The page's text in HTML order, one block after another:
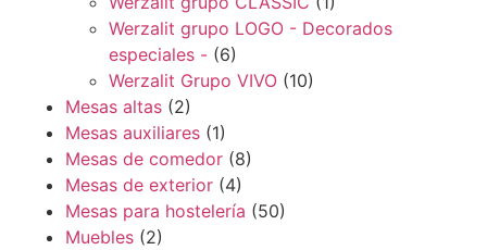
Werzalit grupo LOGO - Decorados
especiales - (6)
Werzalit Grupo VIVO (10)
Mesas altas (2)
Mesas auxiliares (1)
Mesas de comedor (8)
Mesas de exterior (4)
Mesas para hostelería (50)
Muebles (2)